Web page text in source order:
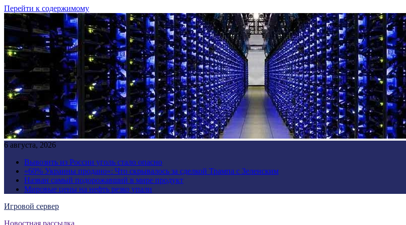
Перейти к содержимому
6 августа, 2026
Вывозить из России уголь стало опасно
«60% Украины продано»: Что скрывалось за сделкой Трампа с Зеленским
Назван самый подорожавший в мире продукт
Мировые цены на нефть резко упали
Игровой сервер
Новостная рассылка